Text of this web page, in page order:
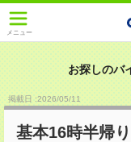
メニュー
お探しのバ
掲載日 :2026/05/11
基本16時半帰